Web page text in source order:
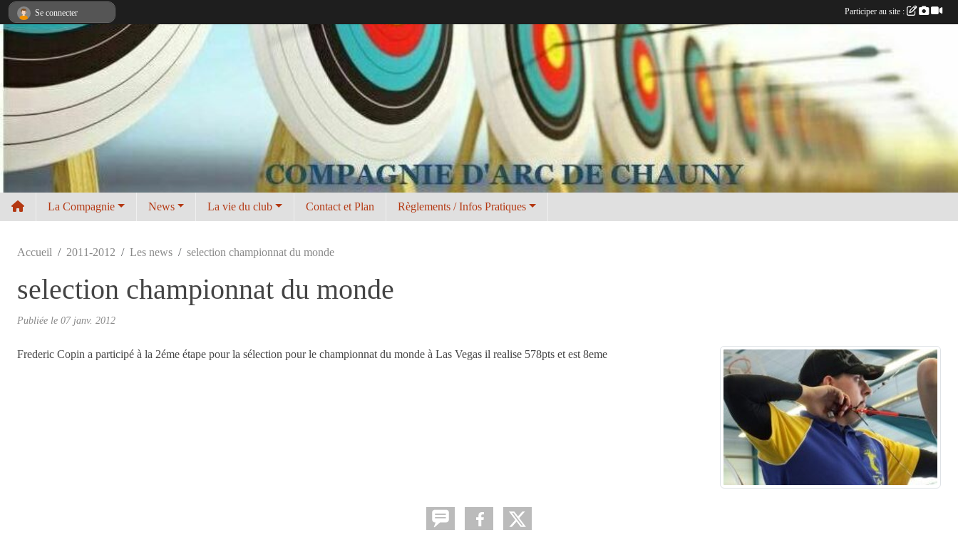
La Compagnie News La vie du club Contact et Plan Règlements / Infos Pratiques
Accueil 2011-2012 Les news selection championnat du monde
selection championnat du monde
Publiée le 07 janv. 2012
Frederic Copin a participé à la 2éme étape pour la sélection pour le championnat du monde à Las Vegas il realise 578pts et est 8eme
Se connecter Participer au site :
Panneau de gestion des cookies